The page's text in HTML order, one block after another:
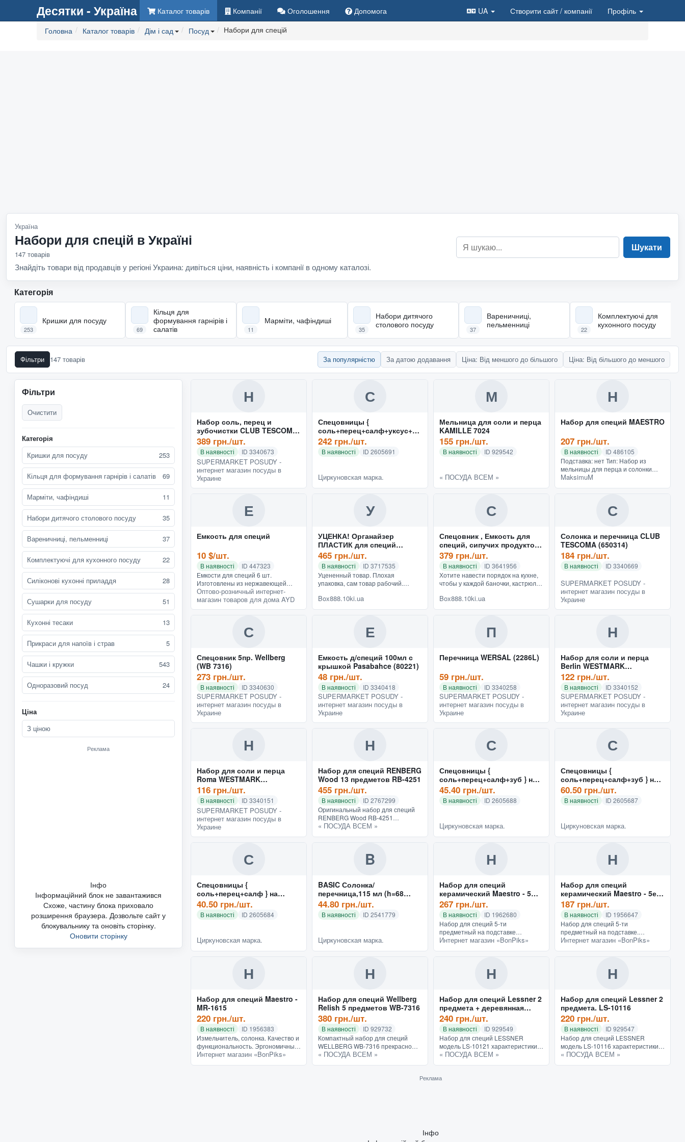
Десятки - Україна Каталог товарів Компанії Оголошення Допомога UA Створити сайт/ компанії
Профіль
Головна
Каталог товарів Дім і сад Посуд Набори для спецій
Україна
Набори для спецій в Україні
147 товарів
Знайдіть товари від продавців у регіоні Украина: дивіться ціни, наявність і компанії в одному каталозі.
Шукати
Категорія
Кришки для посуду
253
Кільця для
формування гарнірів і
салатів
69
Марміти, чафіндиші
11
Набори дитячого
столового посуду
35
Вареничниці,
пельменниці
37
Комплектуючі для
кухонного посуду
22
Фільтри 147 товарів За популярністю За датою додавання Ціна: Від меншого до більшого Ціна: Від більшого до меншого
Фільтри
Очистити
Категорія
Кришки для посуду
253
Кільця для формування гарнірів і салатів 69
Марміти, чафіндиші 11
Набори дитячого столового посуду 35
Вареничниці, пельменниці 37
Комплектуючі для кухонного посуду 22
Силіконові кухонні приладдя 28
Сушарки для посуду 51
Кухонні тесаки 13
Прикраси для напоїв і страв 5
Чашки і кружки 543
Одноразовий посуд 24
Ціна
З ціною
Реклама
Інфо
Інформаційний блок не завантажився
Схоже, частину блока приховало
розширення браузера. Дозвольте сайт у
блокувальнику та оновіть сторінку.
Оновити сторінку
Н
Набор соль, перец и
зубочистки CLUB TESCOMA
(650322)
389 грн./шт.
В наявності ID 3340673
SUPERMARKET POSUDY -
интернет магазин посуды в
Украине
С
Спецовницы {
соль+перец+салф+уксус+ма
сло+зуб } на нержавющей
подставке (набор 7 пр) 9595
242 грн./шт.
В наявності ID 2605691
Циркуновская марка.
М
Мельница для соли и перца
KAMILLE 7024
155 грн./шт.
В наявності ID 929542
« ПОСУДА ВСЕМ »
Н
Набор для специй MAESTRO
207 грн./шт.
В наявності
ID 486105
Подставка: нет Тип: Набор из
мельницы для перца и солонки
Крышка: дерево, с отверстиями
MaksimuM
Е
Емкость для специй
10 $/шт.
В наявності
ID 447323
Емкости для специй 6 шт.
Изготовлены из нержавеющей
стали, очень удобны в применении.
На каждой емкости имеются
отверстия, благодаря этому вы
Оптово-розничный интернет-
магазин товаров для дома AYD
У
УЦЕНКА! Органайзер
ПЛАСТИК для специй
кухонный вращающийся
Spice Rack 16 в 1 Стойка
для специй
465 грн./шт.
В наявності
ID 3717535
Уцененный товар. Плохая
упаковка, сам товар рабочий.
RACK sixsteen in one) Такой набор
не оставит равнодушной ни одн...
Box888.10ki.ua
С
Спецовник , Емкость для
специй, сипучих продуктов
HSM-50148
379 грн./шт.
В наявності
ID 3641956
Хотите навести порядок на кухне,
чтобы у каждой баночки, кастрюли
прибор легко поможет Вам найти
место для специй, с...
Box888.10ki.ua
С
Солонка и перечница CLUB
TESCOMA (650314)
184 грн./шт.
В наявності ID 3340669
SUPERMARKET POSUDY -
интернет магазин посуды в
Украине
С
Спецовник 5пр. Wellberg
(WB 7316)
273 грн./шт.
В наявності ID 3340630
SUPERMARKET POSUDY -
интернет магазин посуды в
Украине
Е
Емкость д/специй 100мл с
крышкой Pasabahce (80221)
48 грн./шт.
В наявності ID 3340418
SUPERMARKET POSUDY -
интернет магазин посуды в
Украине
П
Перечница WERSAL (2286L)
59 грн./шт.
В наявності ID 3340258
SUPERMARKET POSUDY -
интернет магазин посуды в
Украине
Н
Набор для соли и перца
Berlin WESTMARK
(W65362270)
122 грн./шт.
В наявності ID 3340152
SUPERMARKET POSUDY -
интернет магазин посуды в
Украине
Н
Набор для соли и перца
Roma WESTMARK
(W65462270)
116 грн./шт.
В наявності ID 3340151
SUPERMARKET POSUDY -
интернет магазин посуды в
Украине
Н
Набор для специй RENBERG
Wood 13 предметов RB-4251
455 грн./шт.
В наявності
ID 2767299
Оригинальный набор для специй
RENBERG Wood RB-4251
прекрасно впишется в любой
« ПОСУДА ВСЕМ »
С
Спецовницы {
соль+перец+салф+зуб } на
пластиковой подставке
(набор 5 пр) 0107
45.40 грн./шт.
В наявності ID 2605688
Циркуновская марка.
С
Спецовницы {
соль+перец+салф+зуб } на
нержавющей подставке
(набор 5 пр) 0108
60.50 грн./шт.
В наявності ID 2605687
Циркуновская марка.
С
Спецовницы {
соль+перец+салф } на
нержавющей подставке
(набор 4 пр) 9548
40.50 грн./шт.
В наявності ID 2605684
Циркуновская марка.
B
BASIC Солонка/
перечница,115 мл (h=68
мм,d=52 мм) 43880
44.80 грн./шт.
В наявності ID 2541779
Циркуновская марка.
Н
Набор для специй
керамический Maestro - 5
ед. горизонтальный
"фантазия" MR-20065-04CS
267 грн./шт.
В наявності
ID 1962680
Набор для специй 5-ти
предметный на подставке
Характеристики Тип Набор для
Интернет магазин «BonPiks»
Н
Набор для специй
керамический Maestro - 5ед
вертикальный Flora
187 грн./шт.
В наявності
ID 1956647
Набор для специй 5-ти
предметный на подставке.
Характеристики Количество, шт. 5
Интернет магазин «BonPiks»
Н
Набор для специй Maestro -
MR-1615
220 грн./шт.
В наявності
ID 1956383
Измельчитель, солонка. Качество и
функциональность. Эргономичный
дизайн. Экологически чистые
Интернет магазин «BonPiks»
Н
Набор для специй Wellberg
Relish 5 предметов WB-7316
380 грн./шт.
В наявності
ID 929732
Компактный набор для специй
WELLBERG WB-7316 прекрасно
впишется в любой интерьер кухни.
« ПОСУДА ВСЕМ »
Н
Набор для специй Lessner 2
предмета + деревянная
подставка. LS-10121
240 грн./шт.
В наявності
ID 929549
Набор для специй LESSNER
модель LS-10121 характеристики:
Набор изготовлен из натурального
« ПОСУДА ВСЕМ »
Н
Набор для специй Lessner 2
предмета. LS-10116
220 грн./шт.
В наявності
ID 929547
Набор для специй LESSNER
модель LS-10116 характеристики:
Набор изготовлен из натурального
« ПОСУДА ВСЕМ »
Реклама
Інфо